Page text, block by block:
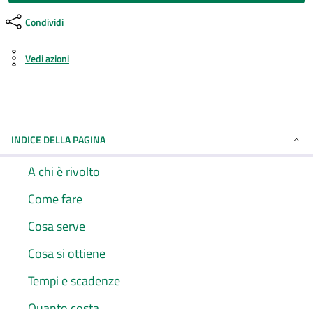
Condividi
Vedi azioni
INDICE DELLA PAGINA
A chi è rivolto
Come fare
Cosa serve
Cosa si ottiene
Tempi e scadenze